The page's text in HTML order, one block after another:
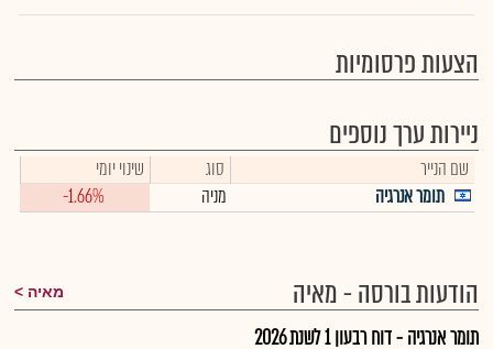
הצעות פרסומיות
ניירות ערך נוספים
שם הנייר סוג
שינוי יומי
תומר אנרגיה
מניה -1.66%
הודעות בורסה - מאיה מאיה
תומר אנרגיה - דוח רבעון 1 לשנת 2026